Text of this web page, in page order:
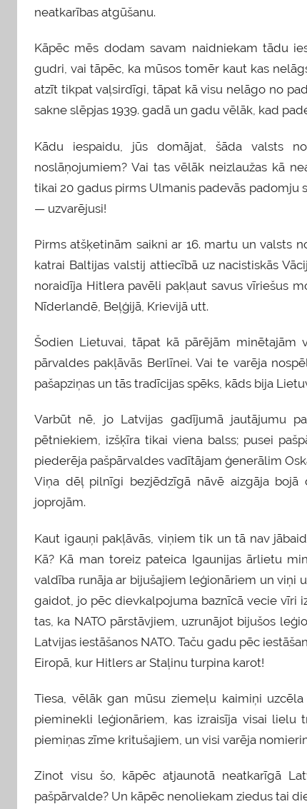
neatkarības atgūšanu.
Kāpēc mēs dodam savam naidniekam tādu
gudri, vai tāpēc, ka mūsos tomēr kaut kas
atzīt tikpat vaļsirdīgi, tāpat kā visu nelāgo no
sakne slēpjas 1939. gadā un gadu vēlāk, kad
Kādu iespaidu, jūs domājat, šāda valsts
noslāņojumiem? Vai tas vēlāk neizlaužas kā
tikai 20 gadus pirms Ulmanis padevās padomju
— uzvarējusi!
Pirms atšķetinām saikni ar 16. martu un valsts
katrai Baltijas valstij attiecībā uz nacistiskās
noraidīja Hitlera pavēli pakļaut savus vīriešus
Nīderlandē, Beļģijā, Krievijā utt.
Šodien Lietuvai, tāpat kā pārējām minētajām
pārvaldes pakļāvās Berlīnei. Vai te varēja
pašapziņas un tās tradīcijas spēks, kāds bija
Varbūt nē, jo Latvijas gadījumā jautājumu
pētniekiem, izšķīra tikai viena balss; pusei
piederēja pašpārvaldes vadītājam ģenerālim
Viņa dēļ pilnīgi bezjēdzīgā nāvē aizgāja bojā
joprojām.
Kaut igauņi pakļāvās, viņiem tik un tā nav
Kā? Kā man toreiz pateica Igaunijas ārlietu
valdība runāja ar bijušajiem leģionāriem un viņi
gaidot, jo pēc dievkalpojuma baznīcā vecie vīri
tas, ka NATO pārstāvjiem, uzrunājot bijušos
Latvijas iestāšanos NATO. Taču gadu pēc
Eiropā, kur Hitlers ar Staļinu turpina karot!
Tiesa, vēlāk gan mūsu ziemeļu kaimiņi
pieminekli leģionāriem, kas izraisīja visai
piemiņas zīme kritušajiem, un visi varēja
Zinot visu šo, kāpēc atjaunotā neatkarīgā
pašpārvalde? Un kāpēc nenoliekam ziedus tai